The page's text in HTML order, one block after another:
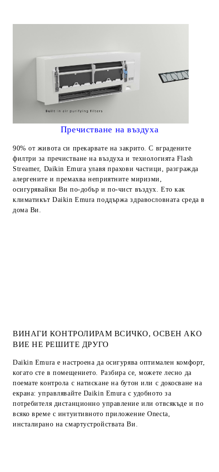
Пречистване на въздуха
90% от живота си прекарвате на закрито. С вградените
филтри за пречистване на въздуха и технологията Flash
Streamer, Daikin Emura улавя прахови частици, разгражда
алергените и премахва неприятните миризми,
осигурявайки Ви по-добър и по-чист въздух. Ето как
климатикът Daikin Emura поддържа здравословната среда в
дома Ви.
ВИНАГИ КОНТРОЛИРАМ ВСИЧКО, ОСВЕН АКО
ВИЕ НЕ РЕШИТЕ ДРУГО
Daikin Emura е настроена да осигурява оптимален комфорт,
когато сте в помещението. Разбира се, можете лесно да
поемате контрола с натискане на бутон или с докосване на
екрана: управлявайте Daikin Emura с удобното за
потребителя дистанционно управление или отвсякъде и по
всяко време с интуитивното приложение Onecta,
инсталирано на смартустройствата Ви.